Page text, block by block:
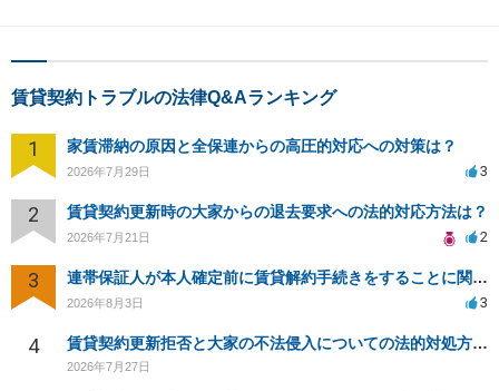
賃貸契約トラブルの法律Q&Aランキング
1 家賃滞納の原因と全保連からの高圧的対応への対策は？
2026年7月29日 3
2 賃貸契約更新時の大家からの退去要求への法的対応方法は？
2026年7月21日 2
3 連帯保証人が本人確定前に賃貸解約手続きをすることに関して
2026年8月3日 3
4 賃貸契約更新拒否と大家の不法侵入についての法的対処方法は？
2026年7月27日